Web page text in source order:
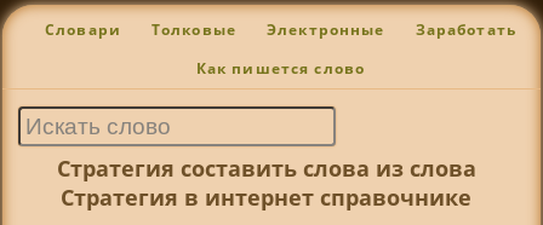
Словари Толковые Электронные Заработать
Как пишется слово
Стратегия составить слова из слова
Стратегия в интернет справочнике